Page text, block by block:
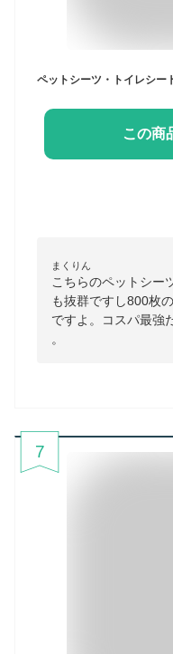
この商
まくりん
こちらのペットシー
も抜群ですし800枚
ですよ。コスパ最強
。
7